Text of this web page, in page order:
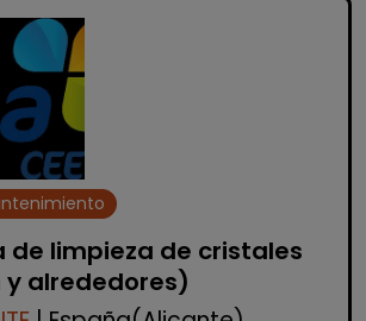
de limpieza de cristales
alrededores)